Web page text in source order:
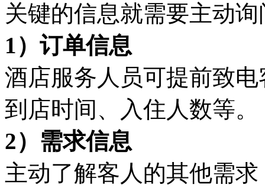
关键的信息就需要主动
1）订单信息
酒店服务人员可提前致
到店时间、入住人数等。
2）需求信息
主动了解客人的其他需